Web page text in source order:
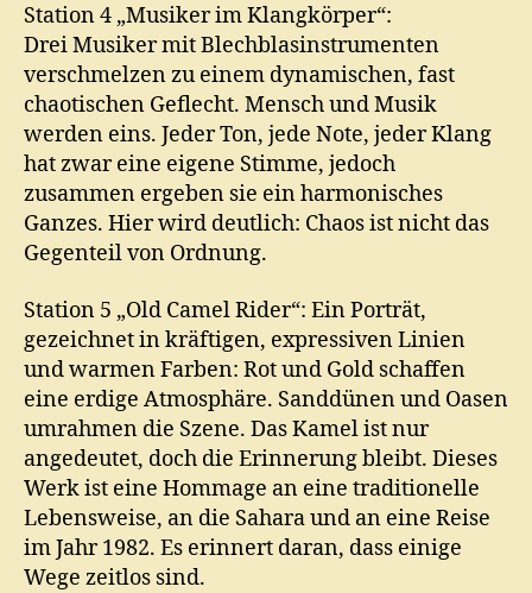
Station 4 „Musiker im Klangkörper“:
Drei Musiker mit Blechblasinstrumenten
verschmelzen zu einem dynamischen, fast
chaotischen Geflecht. Mensch und Musik
werden eins. Jeder Ton, jede Note, jeder Klang
hat zwar eine eigene Stimme, jedoch
zusammen ergeben sie ein harmonisches
Ganzes. Hier wird deutlich: Chaos ist nicht das
Gegenteil von Ordnung.
Station 5 „Old Camel Rider“: Ein Porträt,
gezeichnet in kräftigen, expressiven Linien
und warmen Farben: Rot und Gold schaffen
eine erdige Atmosphäre. Sanddünen und Oasen
umrahmen die Szene. Das Kamel ist nur
angedeutet, doch die Erinnerung bleibt. Dieses
Werk ist eine Hommage an eine traditionelle
Lebensweise, an die Sahara und an eine Reise
im Jahr 1982. Es erinnert daran, dass einige
Wege zeitlos sind.